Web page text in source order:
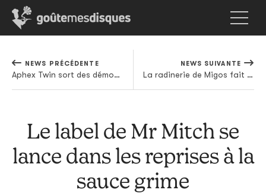
NEWS PRÉCÉDENTE
Aphex Twin sort des démos en scred, et nous on fait le tri dans ce merdier
NEWS SUIVANTE
La radinerie de Migos fait bien rigoler les Internets
Le label de Mr Mitch se
lance dans les reprises à la
sauce grime